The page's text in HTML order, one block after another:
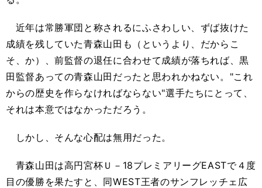
近年は常勝軍団と称されるにふさわしい、ずば抜けた
成績を残していた青森山田も（というより、だからこ
そ、か）、前監督の退任に合わせて成績が落ちれば、黒
田監督あっての青森山田だったと思われかねない。"これ
からの歴史を作らなければならない"選手たちにとって、
それは本意ではなかっただろう。
しかし、そんな心配は無用だった。
青森山田は高円宮杯Ｕ－18プレミアリーグEASTで４度
目の優勝を果たすと、同WEST王者のサンフレッチェ広